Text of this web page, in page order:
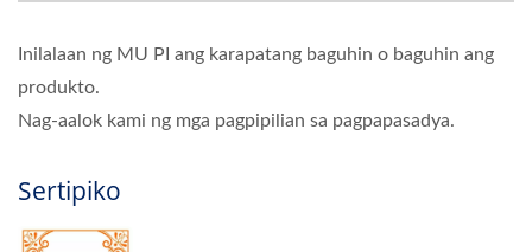
Inilalaan ng MU PI ang karapatang baguhin o baguhin ang
produkto.
Nag-aalok kami ng mga pagpipilian sa pagpapasadya.
Sertipiko